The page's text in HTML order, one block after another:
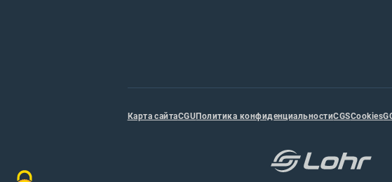
Карта сайтаCGUПолитика конфиденциальностиCGSCookies